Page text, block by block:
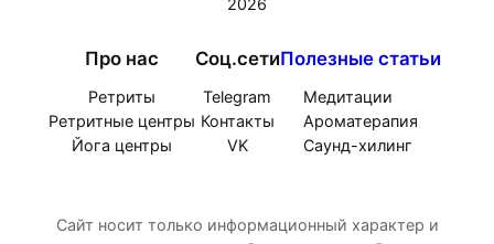
Про нас
Ретриты
Ретритные центры
Йога центры
Соц.сети
Telegram
Контакты
VK
Полезные статьи
Медитации
Ароматерапия
Саунд-хилинг
Сайт носит только информационный характер и